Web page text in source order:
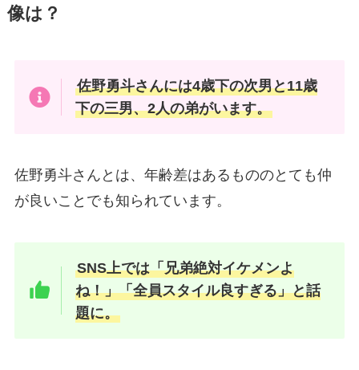
像は？
佐野勇斗さんには4歳下の次男と11歳
下の三男、2人の弟がいます。
佐野勇斗さんとは、年齢差はあるもののとても仲
が良いことでも知られています。
SNS上では「兄弟絶対イケメンよ
ね！」「全員スタイル良すぎる」と話
題に。